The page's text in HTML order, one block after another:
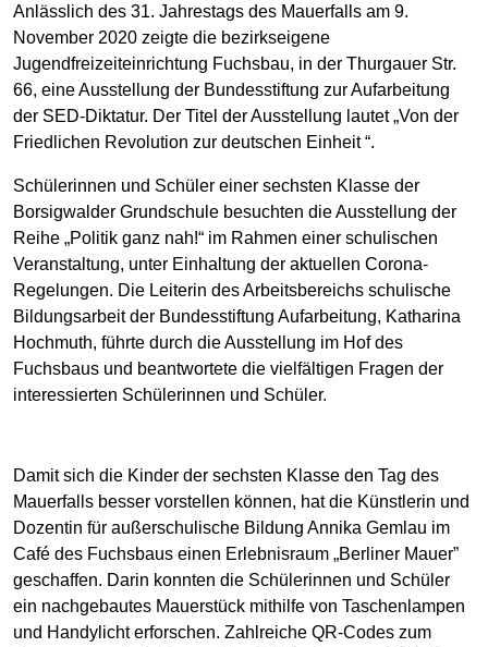
Anlässlich des 31. Jahrestags des Mauerfalls am 9.
November 2020 zeigte die bezirkseigene
Jugendfreizeiteinrichtung Fuchsbau, in der Thurgauer Str.
66, eine Ausstellung der Bundesstiftung zur Aufarbeitung
der SED-Diktatur. Der Titel der Ausstellung lautet „Von der
Friedlichen Revolution zur deutschen Einheit “.
Schülerinnen und Schüler einer sechsten Klasse der
Borsigwalder Grundschule besuchten die Ausstellung der
Reihe „Politik ganz nah!“ im Rahmen einer schulischen
Veranstaltung, unter Einhaltung der aktuellen Corona-
Regelungen. Die Leiterin des Arbeitsbereichs schulische
Bildungsarbeit der Bundesstiftung Aufarbeitung, Katharina
Hochmuth, führte durch die Ausstellung im Hof des
Fuchsbaus und beantwortete die vielfältigen Fragen der
interessierten Schülerinnen und Schüler.
Damit sich die Kinder der sechsten Klasse den Tag des
Mauerfalls besser vorstellen können, hat die Künstlerin und
Dozentin für außerschulische Bildung Annika Gemlau im
Café des Fuchsbaus einen Erlebnisraum „Berliner Mauer”
geschaffen. Darin konnten die Schülerinnen und Schüler
ein nachgebautes Mauerstück mithilfe von Taschenlampen
und Handylicht erforschen. Zahlreiche QR-Codes zum